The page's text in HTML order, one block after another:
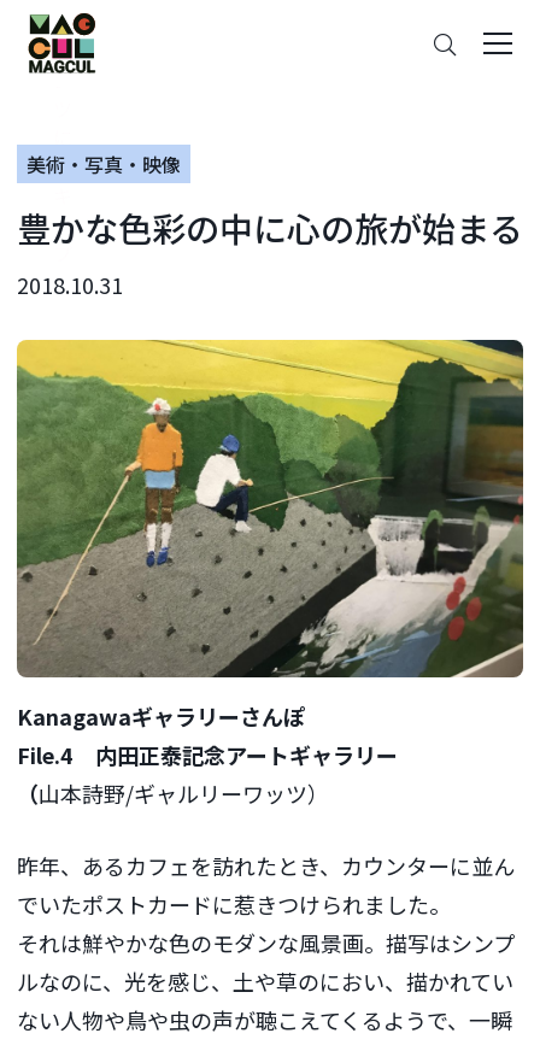
ン
テ
ン
に
ス
ッ
プ
美術・写真・映像
豊かな色彩の中に心の旅が始まる
2018.10.31
Kanagawaギャラリーさんぽ
File.4 内田正泰記念アートギャラリー
（山本詩野/ギャルリーワッツ）
昨年、あるカフェを訪れたとき、カウンターに並ん
でいたポストカードに惹きつけられました。
それは鮮やかな色のモダンな風景画。描写はシンプ
ルなのに、光を感じ、土や草のにおい、描かれてい
ない人物や鳥や虫の声が聴こえてくるようで、一瞬